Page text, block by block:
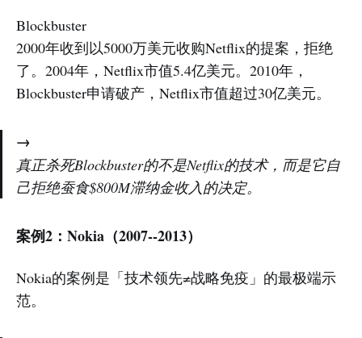
Blockbuster
2000年收到以5000万美元收购Netflix的提案，拒绝
了。2004年，Netflix市值5.4亿美元。2010年，
Blockbuster申请破产，Netflix市值超过30亿美元。
→
真正杀死Blockbuster的不是Netflix的技术，而是它自
己拒绝蚕食$800M滞纳金收入的决定。
案例2：Nokia（2007--2013）
Nokia的案例是「技术领先≠战略免疫」的最极端示
范。